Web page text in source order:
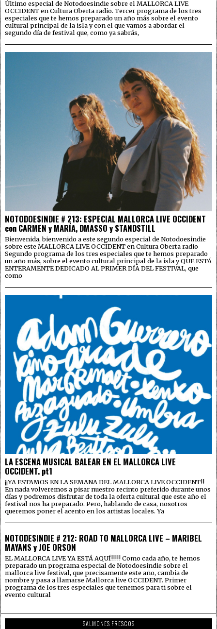
Último especial de Notodoesindie sobre el MALLORCA LIVE
OCCIDENT en Cultura Oberta radio. Tercer programa de los tres
especiales que te hemos preparado un año más sobre el evento
cultural principal de la isla y con el que vamos a abordar el
segundo día de festival que, como ya sabrás,
NOTODOESINDIE # 213: ESPECIAL MALLORCA LIVE OCCIDENT
con CARMEN y MARÍA, DMASSO y STANDSTILL
Bienvenida, bienvenido a este segundo especial de Notodoesindie
sobre este MALLORCA LIVE OCCIDENT en Cultura Oberta radio
Segundo programa de los tres especiales que te hemos preparado
un año más, sobre el evento cultural principal de la isla y QUE ESTÁ
ENTERAMENTE DEDICADO AL PRIMER DÍA DEL FESTIVAL, que
como
LA ESCENA MUSICAL BALEAR EN EL MALLORCA LIVE
OCCIDENT. pt1
¡¡YA ESTAMOS EN LA SEMANA DEL MALLORCA LIVE OCCIDENT!!
En nada volveremos a pisar nuestro recinto preferido durante unos
días y podremos disfrutar de toda la oferta cultural que este año el
festival nos ha preparado. Pero, hablando de casa, nosotros
queremos poner el acento en los artistas locales. Ya
NOTODESINDIE # 212: ROAD TO MALLORCA LIVE – MARIBEL
MAYANS y JOE ORSON
EL MALLORCA LIVE YA ESTÁ AQUÍ!!!!! Como cada año, te hemos
preparado un programa especial de Notodoesindie sobre el
mallorca live festival, que precisamente este año, cambia de
nombre y pasa a llamarse Mallorca live OCCIDENT. Primer
programa de los tres especiales que tenemos para ti sobre el
evento cultural
SALMONES FRESCOS